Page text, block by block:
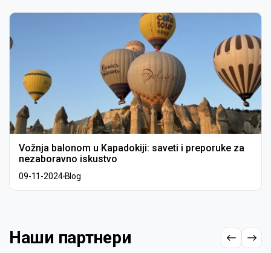
Vožnja balonom u Kapadokiji: saveti i preporuke za
nezaboravno iskustvo
09-11-2024Blog
Наши партнери